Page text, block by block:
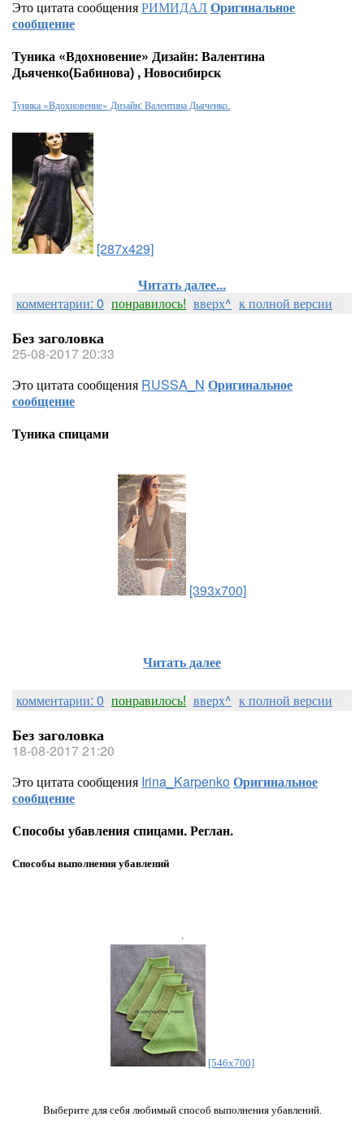
Это цитата сообщенияРИМИДАЛОригинальное
сообщение
Туника «Вдохновение» Дизайн: Валентина
Дьяченко(Бабинова) , Новосибирск
Туника «Вдохновение» Дизайн: Валентина Дьяченко.
[287x429]
Читать далее...
комментарии: 0 понравилось! вверх^ к полной версии
Без заголовка
25-08-2017 20:33
Это цитата сообщения RUSSA_N Оригинальное
сообщение
Туника спицами
[393x700]
Читать далее
комментарии: 0 понравилось! вверх^ к полной версии
Без заголовка
18-08-2017 21:20
Это цитата сообщения Irina_KarpenkoОригинальное
сообщение
Способы убавления спицами. Реглан.
Способы выполнения убавлений
.
[546x700]
Выберите для себя любимый способ выполнения убавлений.